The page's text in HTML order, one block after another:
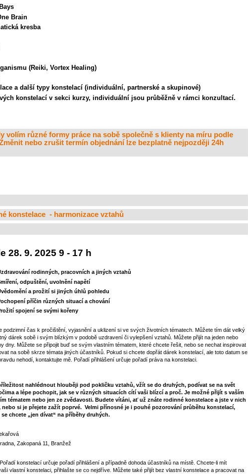
Brain
automatická kresba
(Reiki, Vortex Healing)
a další typy konstelací (individuální, partnerské a skupinové)
konstelací v sekci kurzy, individuální jsou průběžně v rámci konzultací.
volím různé formy práce na sobě společně s klienty na míru podle
nebo zrušit termín objednání lze bezplatně nejpozději 24h
konstelace - harmonizace vztahů
28. 9. 2025 9 - 17 h
rodinných, pracovních a jiných vztahů
odpuštění, uvolnění napětí
a prožití si jiných úhlů pohledu
příčin různých situací a chování
spojení se svými kořeny
podzimní čas k pročištění, vyjasnění a uklizení si ve svých životních tématech. Můžete tím dát velký
dárek sobě i svým blízkým v podobě uzdravení či vylepšení vztahů. Můžete přijít na jeden nebo
dny. Můžete se připojit buď se svým vlastním tématem, které chcete řešit, nebo se nechat inspirovat
na sobě skrze témata jiných účastníků. Pokud si chcete dopřát dárek konstelací, ale toto datum se
nehodí, kontaktujte mě. Pořadí přihlášení určuje pořadí práva na konstelaci.
nahlédnout hlouběji pod pokličku vztahů, vžít se do druhých, podívat se na svět
a lépe pochopit, jak se v různých situacích cítí vaši blízcí a proč. Je možné přijít s vaším
tématem nebo jen ze zvědavosti. Budete vítáni, ať už znáte rodinné konstelace a jste v nich
nebo si je přejete zažít poprvé. Velmi přínosné je i pouhé pozorování průběhu konstelací,
chcete „jen dívat“ na příběhy druhých.
Zakopaná 11, Branžež
Pořadí konstelací určuje pořadí přihlášení a případně dohoda účastníků na místě. Chcete-li mít
vlastní konstelaci, přihlašte se co nejdříve. Můžete také přijít bez vlastní konstelace a pracovat na